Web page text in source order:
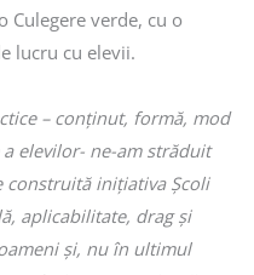
Culegere verde, cu o
lucru cu elevii.
– conținut, formă, mod
elevilor- ne-am străduit
construită inițiativa Școli
aplicabilitate, drag și
și, nu în ultimul